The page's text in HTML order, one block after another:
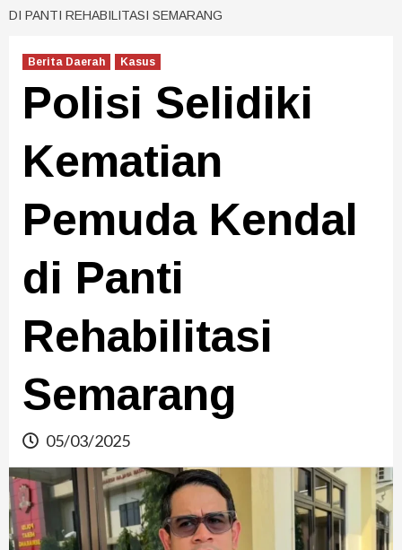
DI PANTI REHABILITASI SEMARANG
Berita Daerah Kasus
Polisi Selidiki
Kematian
Pemuda Kendal
di Panti
Rehabilitasi
Semarang
05/03/2025